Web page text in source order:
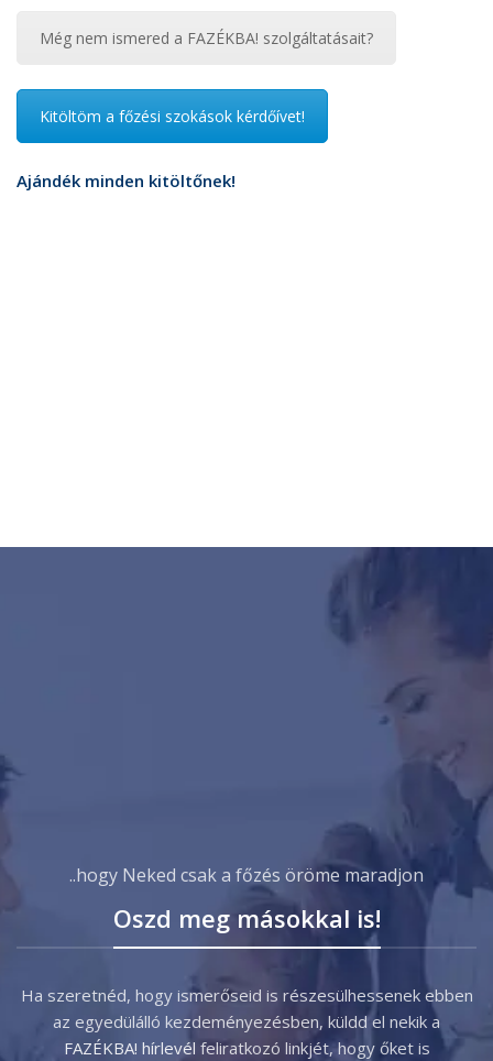
Még nem ismered a FAZÉKBA! szolgáltatásait?
Kitöltöm a főzési szokások kérdőívet!
Ajándék minden kitöltőnek!
..hogy Neked csak a főzés öröme maradjon
Oszd meg másokkal is!
Ha szeretnéd, hogy ismerőseid is részesülhessenek ebben
az egyedülálló kezdeményezésben, küldd el nekik a
FAZÉKBA! hírlevél feliratkozó linkjét, hogy őket is